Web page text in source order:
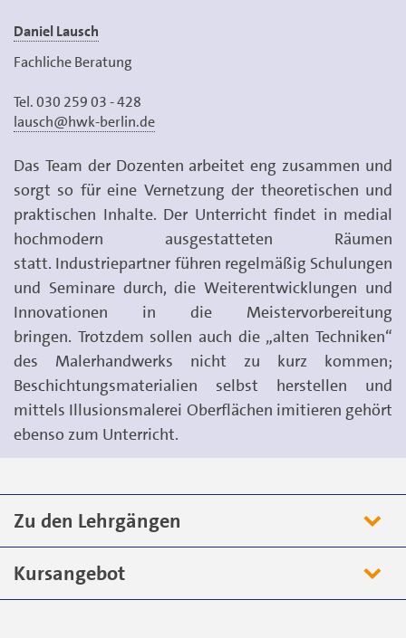
Daniel Lausch
Fachliche Beratung
Tel. 030 259 03 - 428
lausch@hwk-berlin.de
Das Team der Dozenten arbeitet eng zusammen und
sorgt so für eine Vernetzung der theoretischen und
praktischen Inhalte. Der Unterricht findet in medial
hochmodern ausgestatteten Räumen
statt. Industriepartner führen regelmäßig Schulungen
und Seminare durch, die Weiterentwicklungen und
Innovationen in die Meistervorbereitung
bringen. Trotzdem sollen auch die „alten Techniken“
des Malerhandwerks nicht zu kurz kommen;
Beschichtungsmaterialien selbst herstellen und
mittels Illusionsmalerei Oberflächen imitieren gehört
ebenso zum Unterricht.
Zu den Lehrgängen
Kursangebot